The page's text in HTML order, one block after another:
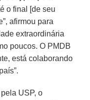
o final [de seu
afirmou para
extraordinária
poucos. O PMDB
está colaborando
USP, o